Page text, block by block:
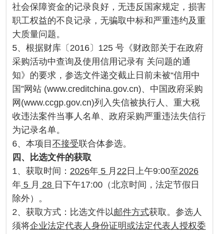
社会保障资金的记录良好，无违反国家规定，损害
职工权益的不良记录，无骗取中标和严重违约及重
大质量问题。
5、根据财库〔2016〕125 号《财政部关于在政府
采购活动中查询及使用信用记录有 关问题的通
知》的要求，参选文件递交截止日前未被“信用中
国”网站 (www.creditchina.gov.cn)、中国政府采购
网(www.ccgp.gov.cn)列入失信被执行人、重大税
收违法案件当事人名单、政府采购严重违法失信行
为记录名单。
6、本项目 不接受联合体参选。
四、比选文件的获取
1、获取时间： 2026年 5 月 22 日上午9:00至2026
年 5 月 28 日下午17:00（北京时间，法定节假日
除外）。
2、获取方式：比选文件以邮件方式获取。参选人
须将企业法定代表人身份证明或法定代表人授权委